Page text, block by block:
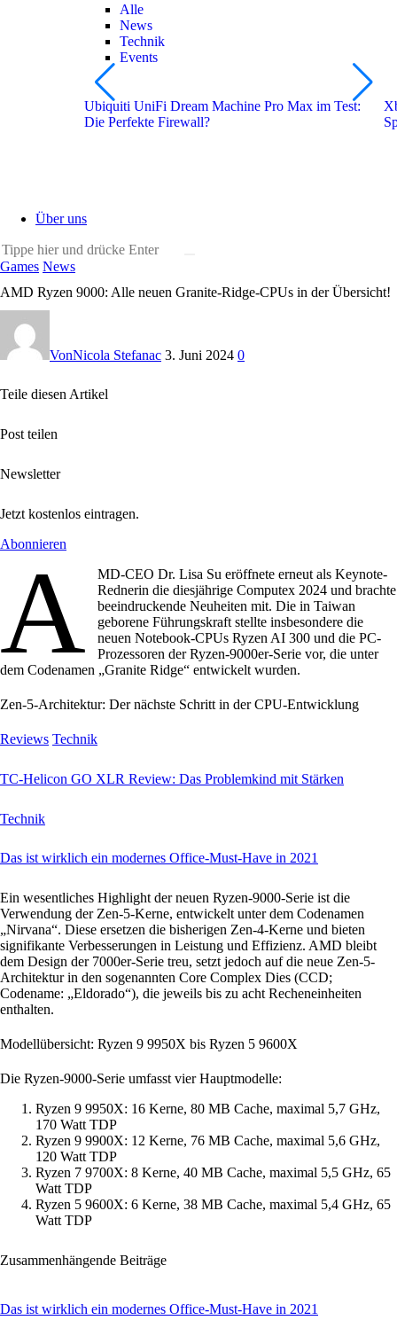
Alle
News
Technik
Events
Ubiquiti UniFi Dream Machine Pro Max im Test:
Die Perfekte Firewall?
Über uns
Games News
AMD Ryzen 9000: Alle neuen Granite-Ridge-CPUs in der Übersicht!
VonNicola Stefanac 3. Juni 2024 0
Teile diesen Artikel
Post teilen
Newsletter
Jetzt kostenlos eintragen.
Abonnieren
A
MD-CEO Dr. Lisa Su eröffnete erneut als Keynote-
Rednerin die diesjährige Computex 2024 und brachte
beeindruckende Neuheiten mit. Die in Taiwan
geborene Führungskraft stellte insbesondere die
neuen Notebook-CPUs Ryzen AI 300 und die PC-
Prozessoren der Ryzen-9000er-Serie vor, die unter
dem Codenamen „Granite Ridge“ entwickelt wurden.
Zen-5-Architektur: Der nächste Schritt in der CPU-Entwicklung
Reviews Technik
TC-Helicon GO XLR Review: Das Problemkind mit Stärken
Technik
Das ist wirklich ein modernes Office-Must-Have in 2021
Ein wesentliches Highlight der neuen Ryzen-9000-Serie ist die
Verwendung der Zen-5-Kerne, entwickelt unter dem Codenamen
„Nirvana“. Diese ersetzen die bisherigen Zen-4-Kerne und bieten
signifikante Verbesserungen in Leistung und Effizienz. AMD bleibt
dem Design der 7000er-Serie treu, setzt jedoch auf die neue Zen-5-
Architektur in den sogenannten Core Complex Dies (CCD;
Codename: „Eldorado“), die jeweils bis zu acht Recheneinheiten
enthalten.
Modellübersicht: Ryzen 9 9950X bis Ryzen 5 9600X
Die Ryzen-9000-Serie umfasst vier Hauptmodelle:
Ryzen 9 9950X: 16 Kerne, 80 MB Cache, maximal 5,7 GHz,
170 Watt TDP
Ryzen 9 9900X: 12 Kerne, 76 MB Cache, maximal 5,6 GHz,
120 Watt TDP
Ryzen 7 9700X: 8 Kerne, 40 MB Cache, maximal 5,5 GHz, 65
Watt TDP
Ryzen 5 9600X: 6 Kerne, 38 MB Cache, maximal 5,4 GHz, 65
Watt TDP
Zusammenhängende Beiträge
Das ist wirklich ein modernes Office-Must-Have in 2021